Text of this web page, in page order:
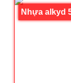
Nhựa alkyd